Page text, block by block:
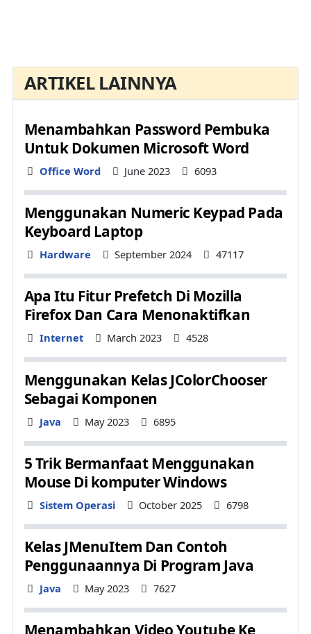
ARTIKEL LAINNYA
Menambahkan Password Pembuka
Untuk Dokumen Microsoft Word
Details
Office Word June 2023 6093
Menggunakan Numeric Keypad Pada
Keyboard Laptop
Details
Hardware September 2024 47117
Apa Itu Fitur Prefetch Di Mozilla
Firefox Dan Cara Menonaktifkan
Details
Internet March 2023 4528
Menggunakan Kelas JColorChooser
Sebagai Komponen
Details
Java May 2023 6895
5 Trik Bermanfaat Menggunakan
Mouse Di komputer Windows
Details
Sistem Operasi October 2025 6798
Kelas JMenuItem Dan Contoh
Penggunaannya Di Program Java
Details
Java May 2023 7627